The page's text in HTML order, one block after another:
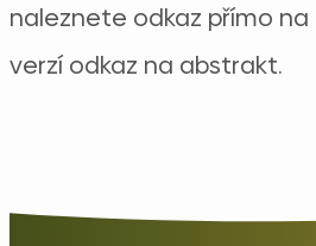
naleznete odkaz přímo
verzí odkaz na abstrakt.